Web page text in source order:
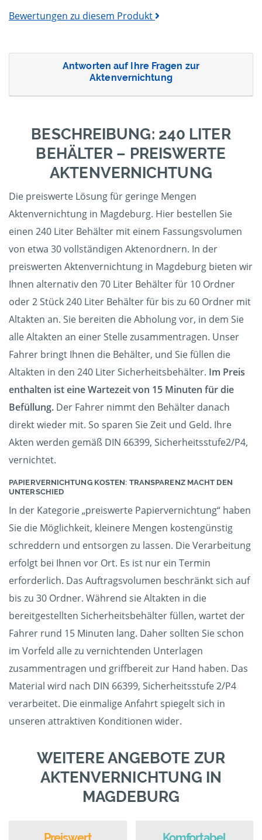
Bewertungen zu diesem Produkt
Antworten auf Ihre Fragen zur
Aktenvernichtung
BESCHREIBUNG: 240 LITER
BEHÄLTER – PREISWERTE
AKTENVERNICHTUNG
Die preiswerte Lösung für geringe Mengen
Aktenvernichtung in Magdeburg. Hier bestellen Sie
einen 240 Liter Behälter mit einem Fassungsvolumen
von etwa 30 vollständigen Aktenordnern. In der
preiswerten Aktenvernichtung in Magdeburg bieten wir
Ihnen alternativ den 70 Liter Behälter für 10 Ordner
oder 2 Stück 240 Liter Behälter für bis zu 60 Ordner mit
Altakten an. Sie bereiten die Abholung vor, in dem Sie
alle Altakten an einer Stelle zusammentragen. Unser
Fahrer bringt Ihnen die Behälter, und Sie füllen die
Altakten in den 240 Liter Sicherheitsbehälter. Im Preis
enthalten ist eine Wartezeit von 15 Minuten für die
Befüllung. Der Fahrer nimmt den Behälter danach
direkt wieder mit. So sparen Sie Zeit und Geld. Ihre
Akten werden gemäß DIN 66399, Sicherheitsstufe2/P4,
vernichtet.
PAPIERVERNICHTUNG KOSTEN: TRANSPARENZ MACHT DEN
UNTERSCHIED
In der Kategorie „preiswerte Papiervernichtung“ haben
Sie die Möglichkeit, kleinere Mengen kostengünstig
schreddern und entsorgen zu lassen. Die Verarbeitung
erfolgt bei Ihnen vor Ort. Es ist nur ein Termin
erforderlich. Das Auftragsvolumen beschränkt sich auf
bis zu 30 Ordner. Während sie Altakten in die
bereitgestellten Sicherheitsbehälter füllen, wartet der
Fahrer rund 15 Minuten lang. Daher sollten Sie schon
im Vorfeld alle zu vernichtenden Unterlagen
zusammentragen und griffbereit zur Hand haben. Das
Material wird nach DIN 66399, Sicherheitsstufe 2/P4
verarbeitet. Die einmalige Anfahrt spiegelt sich in
unseren attraktiven Konditionen wider.
WEITERE ANGEBOTE ZUR
AKTENVERNICHTUNG IN
MAGDEBURG